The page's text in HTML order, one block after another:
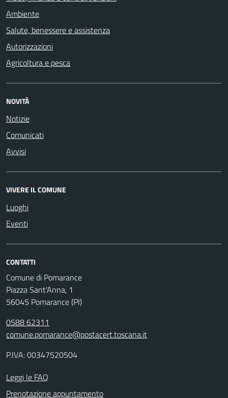
Ambiente
Salute, benessere e assistenza
Autorizzazioni
Agricoltura e pesca
NOVITÀ
Notizie
Comunicati
Avvisi
VIVERE IL COMUNE
Luoghi
Eventi
CONTATTI
Comune di Pomarance
Piazza Sant'Anna, 1
56045 Pomarance (PI)
0588 62311
comune.pomarance@postacert.toscana.it
P.IVA: 00347520504
Leggi le FAQ
Prenotazione appuntamento